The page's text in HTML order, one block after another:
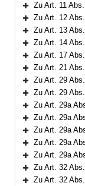
Bereich erweitern
Zu Art. 11
Bereich erweitern
Zu Art. 12 Abs.
Bereich erweitern
Zu Art. 13
Bereich erweitern
Zu Art. 14 Abs.
Bereich
Zu Art. 17
Bereich erweitern
Zu Art. 21
Bereich erweitern
Zu Art. 29
Bereich erweitern
Zu Art. 29
Bereich erweitern
Zu Art. 29a
Bereich erweitern
Zu Art. 29a
Bereich erweitern
Zu Art. 29a
Bereich erweitern
Zu Art. 29a
Bereich
Zu Art. 29a
Bereich
Zu Art. 32 Abs.
Zu Art. 32